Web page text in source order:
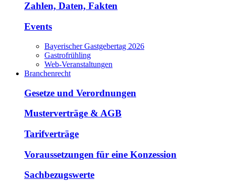
Zahlen, Daten, Fakten
Events
Bayerischer Gastgebertag 2026
Gastrofrühling
Web-Veranstaltungen
Branchenrecht
Gesetze und Verordnungen
Musterverträge & AGB
Tarifverträge
Voraussetzungen für eine Konzession
Sachbezugswerte